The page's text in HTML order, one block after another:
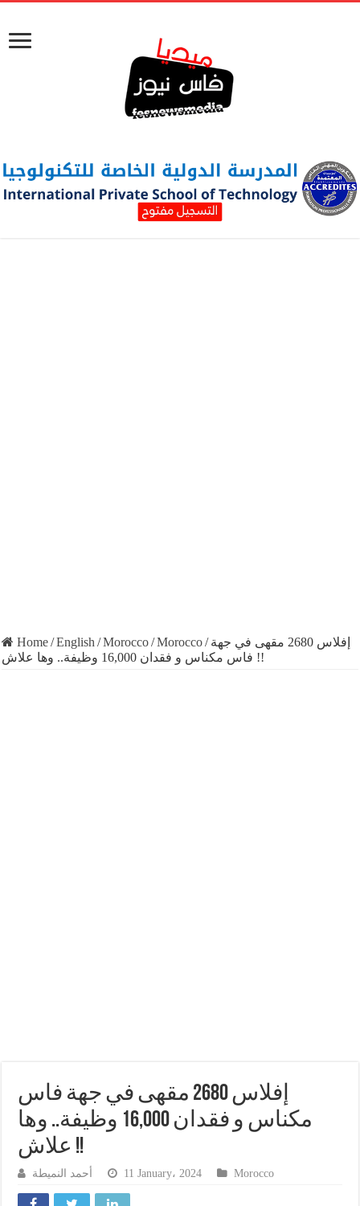
Home/English /Morocco/Morocco/ إفلاس 2680 مقهى في جهة
فاس مكناس و فقدان 16,000 وظيفة.. وها علاش !!
إفلاس 2680 مقهى في جهة فاس
مكناس و فقدان 16,000 وظيفة.. وها
علاش !!
أحمد النميطة 11 January، 2024 Morocco